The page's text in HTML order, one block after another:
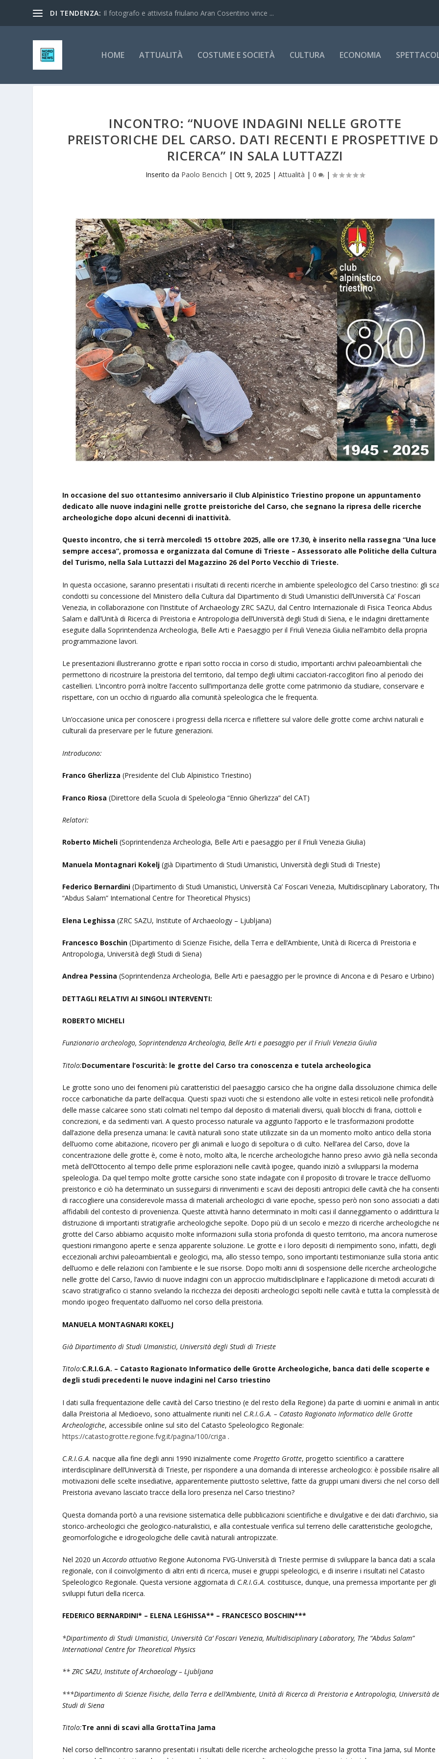
DI TENDENZA: Il fotografo e attivista friulano Aran Cosentino vince ...
HOME ATTUALITÀ COSTUME E SOCIETÀ CULTURA ECONOMIA
INCONTRO: “NUOVE INDAGINI NELLE GROTTE
PREISTORICHE DEL CARSO. DATI RECENTI E PROSPETTIVE
RICERCA” IN SALA LUTTAZZI
Inserito da Paolo Bencich |Ott 9, 2025 |Attualità |0 |
In occasione del suo ottantesimo anniversario il Club Alpinistico Triestino propone un appuntamento
dedicato alle nuove indagini nelle grotte preistoriche del Carso, che segnano la ripresa delle ricerche
archeologiche dopo alcuni decenni di inattività.
Questo incontro, che si terrà mercoledì 15 ottobre 2025, alle ore 17.30, è inserito nella rassegna “Una luce
sempre accesa”, promossa e organizzata dal Comune di Trieste – Assessorato alle Politiche della Cultura
del Turismo, nella Sala Luttazzi del Magazzino 26 del Porto Vecchio di Trieste.
In questa occasione, saranno presentati i risultati di recenti ricerche in ambiente speleologico del Carso triestino: gli
condotti su concessione del Ministero della Cultura dal Dipartimento di Studi Umanistici dell’Università Ca’ Foscari
Venezia, in collaborazione con l’Institute of Archaeology ZRC SAZU, dal Centro Internazionale di Fisica Teorica Abdus
Salam e dall’Unità di Ricerca di Preistoria e Antropologia dell’Università degli Studi di Siena, e le indagini direttamente
eseguite dalla Soprintendenza Archeologia, Belle Arti e Paesaggio per il Friuli Venezia Giulia nell’ambito della propria
programmazione lavori.
Le presentazioni illustreranno grotte e ripari sotto roccia in corso di studio, importanti archivi paleoambientali che
permettono di ricostruire la preistoria del territorio, dal tempo degli ultimi cacciatori-raccoglitori fino al periodo dei
castellieri. L’incontro porrà inoltre l’accento sull’importanza delle grotte come patrimonio da studiare, conservare e
rispettare, con un occhio di riguardo alla comunità speleologica che le frequenta.
Un’occasione unica per conoscere i progressi della ricerca e riflettere sul valore delle grotte come archivi naturali e
culturali da preservare per le future generazioni.
Introducono:
Franco Gherlizza (Presidente del Club Alpinistico Triestino)
Franco Riosa(Direttore della Scuola di Speleologia “Ennio Gherlizza” del CAT)
Relatori:
Roberto Micheli(Soprintendenza Archeologia, Belle Arti e paesaggio per il Friuli Venezia Giulia)
Manuela Montagnari Kokelj(già Dipartimento di Studi Umanistici, Università degli Studi di Trieste)
Federico Bernardini(Dipartimento di Studi Umanistici, Università Ca’ Foscari Venezia, Multidisciplinary Laboratory,
“Abdus Salam” International Centre for Theoretical Physics)
Elena Leghissa (ZRC SAZU, Institute of Archaeology – Ljubljana)
Francesco Boschin (Dipartimento di Scienze Fisiche, della Terra e dell’Ambiente, Unità di Ricerca di Preistoria e
Antropologia, Università degli Studi di Siena)
Andrea Pessina (Soprintendenza Archeologia, Belle Arti e paesaggio per le province di Ancona e di Pesaro e Urbino)
DETTAGLI RELATIVI AI SINGOLI INTERVENTI:
ROBERTO MICHELI
Funzionario archeologo, Soprintendenza Archeologia, Belle Arti e paesaggio per il Friuli Venezia Giulia
Titolo:Documentare l’oscurità: le grotte del Carso tra conoscenza e tutela archeologica
Le grotte sono uno dei fenomeni più caratteristici del paesaggio carsico che ha origine dalla dissoluzione chimica delle
rocce carbonatiche da parte dell’acqua. Questi spazi vuoti che si estendono alle volte in estesi reticoli nelle profondità
delle masse calcaree sono stati colmati nel tempo dal deposito di materiali diversi, quali blocchi di frana, ciottoli e
concrezioni, e da sedimenti vari. A questo processo naturale va aggiunto l’apporto e le trasformazioni prodotte
dall’azione della presenza umana: le cavità naturali sono state utilizzate sin da un momento molto antico della storia
dell’uomo come abitazione, ricovero per gli animali e luogo di sepoltura o di culto. Nell’area del Carso, dove la
concentrazione delle grotte è, come è noto, molto alta, le ricerche archeologiche hanno preso avvio già nella seconda
metà dell’Ottocento al tempo delle prime esplorazioni nelle cavità ipogee, quando iniziò a svilupparsi la moderna
speleologia. Da quel tempo molte grotte carsiche sono state indagate con il proposito di trovare le tracce dell’uomo
preistorico e ciò ha determinato un susseguirsi di rinvenimenti e scavi dei depositi antropici delle cavità che ha
di raccogliere una considerevole massa di materiali archeologici di varie epoche, spesso però non sono associati a dati
affidabili del contesto di provenienza. Queste attività hanno determinato in molti casi il danneggiamento o addirittura
distruzione di importanti stratigrafie archeologiche sepolte. Dopo più di un secolo e mezzo di ricerche archeologiche
grotte del Carso abbiamo acquisito molte informazioni sulla storia profonda di questo territorio, ma ancora numerose
questioni rimangono aperte e senza apparente soluzione. Le grotte e i loro depositi di riempimento sono, infatti, degli
eccezionali archivi paleoambientali e geologici, ma, allo stesso tempo, sono importanti testimonianze sulla storia
dell’uomo e delle relazioni con l’ambiente e le sue risorse. Dopo molti anni di sospensione delle ricerche archeologiche
nelle grotte del Carso, l’avvio di nuove indagini con un approccio multidiscliplinare e l’applicazione di metodi accurati di
scavo stratigrafico ci stanno svelando la ricchezza dei depositi archeologici sepolti nelle cavità e tutta la complessità
mondo ipogeo frequentato dall’uomo nel corso della preistoria.
MANUELA MONTAGNARI KOKELJ
Già Dipartimento di Studi Umanistici, Università degli Studi di Trieste
Titolo:C.R.I.G.A. – Catasto Ragionato Informatico delle Grotte Archeologiche, banca dati delle scoperte e
degli studi precedenti le nuove indagini nel Carso triestino
I dati sulla frequentazione delle cavità del Carso triestino (e del resto della Regione) da parte di uomini e animali in
dalla Preistoria al Medioevo, sono attualmente riuniti nel C.R.I.G.A. – Catasto Ragionato Informatico delle Grotte
Archeologiche, accessibile online sul sito del Catasto Speleologico Regionale:
https://catastogrotte.regione.fvg.it/pagina/100/criga .
C.R.I.G.A. nacque alla fine degli anni 1990 inizialmente comeProgetto Grotte, progetto scientifico a carattere
interdisciplinare dell’Università di Trieste, per rispondere a una domanda di interesse archeologico: è possibile risalire
motivazioni delle scelte insediative, apparentemente piuttosto selettive, fatte da gruppi umani diversi che nel corso
Preistoria avevano lasciato tracce della loro presenza nel Carso triestino?
Questa domanda portò a una revisione sistematica delle pubblicazioni scientifiche e divulgative e dei dati d’archivio, sia
storico-archeologici che geologico-naturalistici, e alla contestuale verifica sul terreno delle caratteristiche geologiche,
geomorfologiche e idrogeologiche delle cavità naturali antropizzate.
Nel 2020 unAccordo attuativo Regione Autonoma FVG-Università di Trieste permise di sviluppare la banca dati a scala
regionale, con il coinvolgimento di altri enti di ricerca, musei e gruppi speleologici, e di inserire i risultati nel Catasto
Speleologico Regionale. Questa versione aggiornata di C.R.I.G.A. costituisce, dunque, una premessa importante per gli
sviluppi futuri della ricerca.
FEDERICO BERNARDINI* – ELENA LEGHISSA** – FRANCESCO BOSCHIN***
*Dipartimento di Studi Umanistici, Università Ca’ Foscari Venezia, Multidisciplinary Laboratory, The “Abdus Salam”
International Centre for Theoretical Physics
** ZRC SAZU, Institute of Archaeology – Ljubljana
***Dipartimento di Scienze Fisiche, della Terra e dell’Ambiente, Unità di Ricerca di Preistoria e Antropologia, Università
Studi di Siena
Titolo:Tre anni di scavi alla GrottaTina Jama
Nel corso dell’incontro saranno presentati i risultati delle ricerche archeologiche presso la grotta Tina Jama, sul Monte